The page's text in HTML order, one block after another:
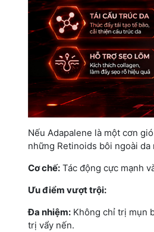
Nếu Adapalene là một cơn
những Retinoids bôi ngoài da
Cơ chế: Tác động cực mạnh
Ưu điểm vượt trội:
Đa nhiệm: Không chỉ trị mụn
trị vẩy nến.